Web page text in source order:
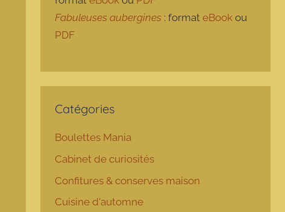
Fabuleuses aubergines : formateBook ou
PDF
Catégories
Boulettes Mania
Cabinet de curiosités
Confitures & conserves maison
Cuisine d'automne